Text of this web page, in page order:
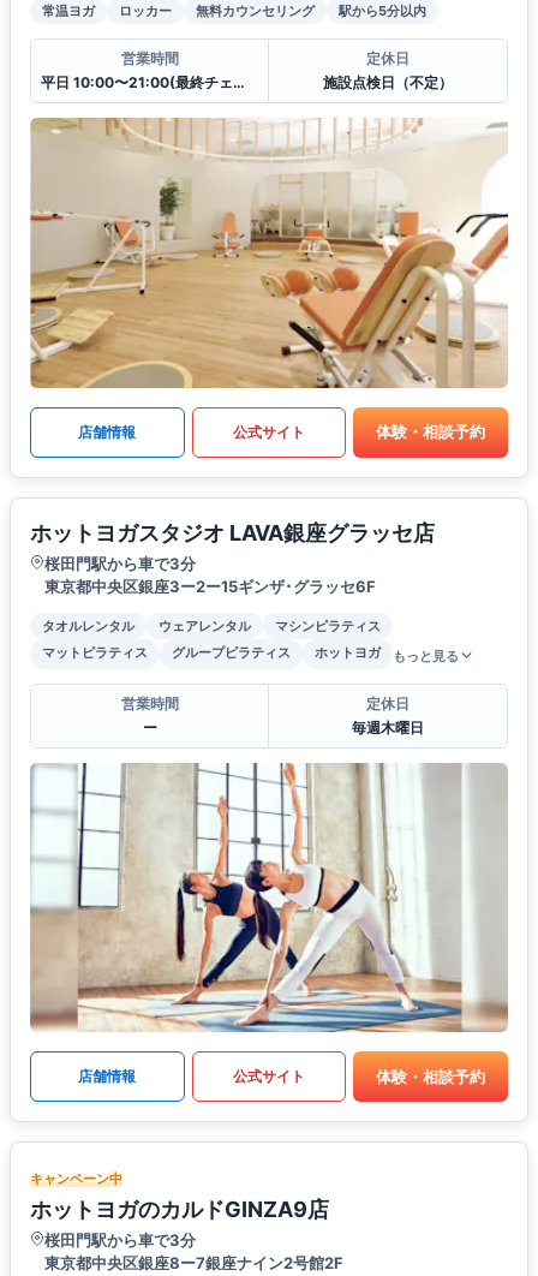
常温ヨガ ロッカー 無料カウンセリング 駅から5分以内
営業時間
平日 10:00〜21:00(最終チェックイン20:30)
定休日
施設点検日（不定）
店舗情報 公式サイト 体験・相談予約
ホットヨガスタジオ LAVA銀座グラッセ店
桜田門駅から車で3分
東京都中央区銀座3ー2ー15ギンザ･グラッセ6F
タオルレンタル ウェアレンタル
マシンピラティス
マットピラティス
グループピラティス ホットヨガ もっと見る
営業時間
ー
定休日
毎週木曜日
店舗情報 公式サイト 体験・相談予約
キャンペーン中
ホットヨガのカルドGINZA9店
桜田門駅から車で3分
東京都中央区銀座8ー7銀座ナイン2号館2F